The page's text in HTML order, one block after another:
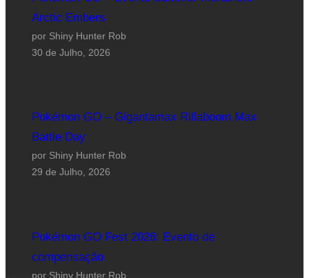
Arctic Embers
por Shiny Hunter Rob
30 de Julho, 2026
Pokémon GO – Gigantamax Rillaboom Max
Battle Day
por Shiny Hunter Rob
29 de Julho, 2026
Pokémon GO Fest 2026: Evento de
compensação
por Shiny Hunter Rob